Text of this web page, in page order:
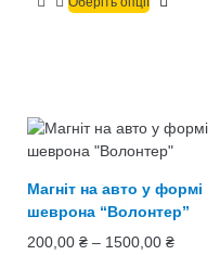
Магніт на авто у формі
шеврона “Волонтер”
200,00 ₴ – 1500,00 ₴